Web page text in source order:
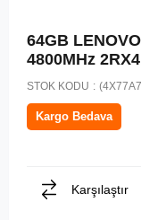
64GB
4800MHz
STOK KODU
Kargo Bedava
Karşılaştır